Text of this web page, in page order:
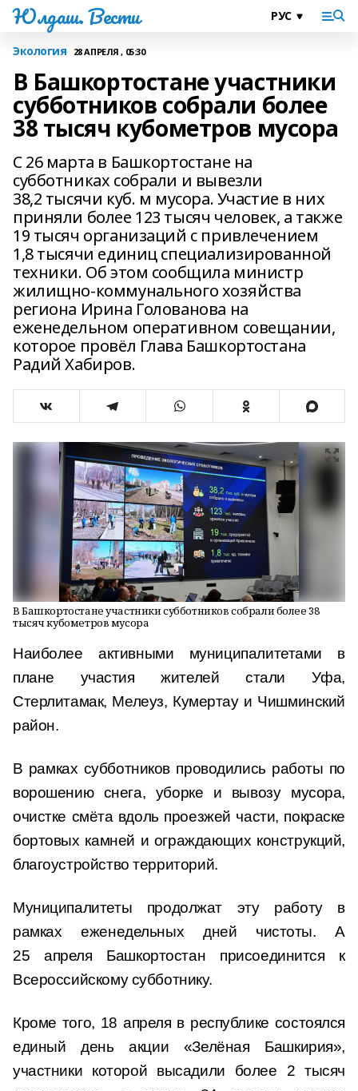
Юлдаш. Вести
Экология 28 АПРЕЛЯ , 05:30
В Башкортостане участники
субботников собрали более
38 тысяч кубометров мусора
С 26 марта в Башкортостане на
субботниках собрали и вывезли
38,2 тысячи куб. м мусора. Участие в них
приняли более 123 тысяч человек, а также
19 тысяч организаций с привлечением
1,8 тысячи единиц специализированной
техники. Об этом сообщила министр
жилищно-коммунального хозяйства
региона Ирина Голованова на
еженедельном оперативном совещании,
которое провёл Глава Башкортостана
Радий Хабиров.
В Башкортостане участники субботников собрали более 38
тысяч кубометров мусора
Наиболее активными муниципалитетами в
плане участия жителей стали Уфа,
Стерлитамак, Мелеуз, Кумертау и Чишминский
район.
В рамках субботников проводились работы по
ворошению снега, уборке и вывозу мусора,
очистке смёта вдоль проезжей части, покраске
бортовых камней и ограждающих конструкций,
благоустройство территорий.
Муниципалитеты продолжат эту работу в
рамках еженедельных дней чистоты. А
25 апреля Башкортостан присоединится к
Всероссийскому субботнику.
Кроме того, 18 апреля в республике состоялся
единый день акции «Зелёная Башкирия»,
участники которой высадили более 2 тысяч